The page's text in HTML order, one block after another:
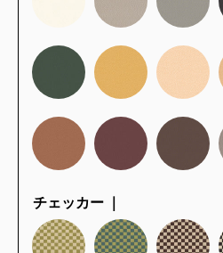
チェッカー ｜